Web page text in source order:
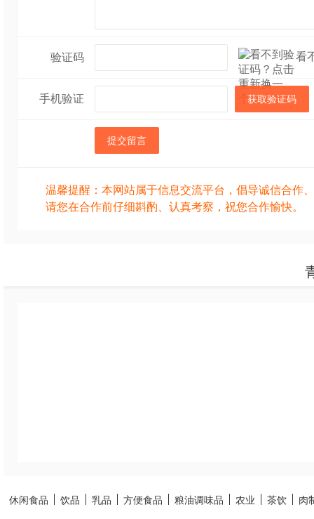
验证码 看
手机验证 获取验证码
提交留言
温馨提醒：本网站属于信息交流平台，倡导诚信合作
请您在合作前仔细斟酌、认真考察，祝您合作愉快。
休闲食品 饮品 乳品 方便食品 粮油调味品 农业 茶饮 肉